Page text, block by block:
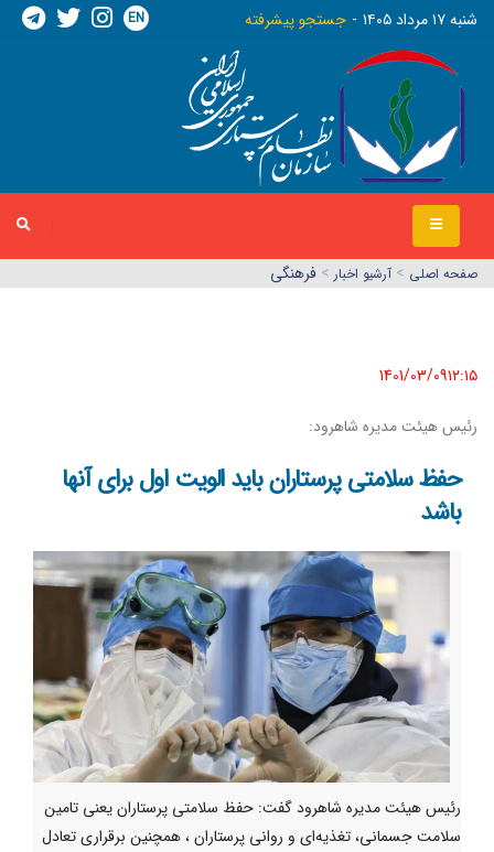
شنبه ١٧ مرداد ١٤٠٥ جستجو پیشرفته EN
صفحه اصلي > آرشیو اخبار > فرهنگی
1401/03/09١٢:١٥
رئیس هیئت مدیره شاهرود:
حفظ سلامتی پرستاران باید الویت اول برای آنها
باشد
رئیس هیئت مدیره شاهرود گفت: حفظ سلامتی پرستاران یعنی تامین
سلامت جسمانی، تغذیه‌ای و روانی پرستاران ، همچنین برقراری تعادل